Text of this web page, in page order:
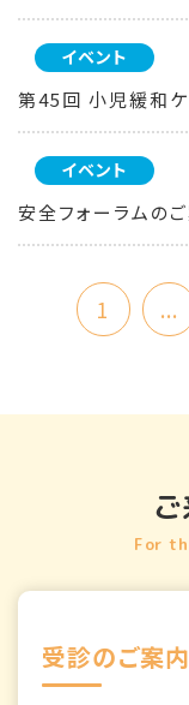
イベント
第45回 小児緩和ケ
イベント
安全フォーラムの
1 ...
For
受診のご案内